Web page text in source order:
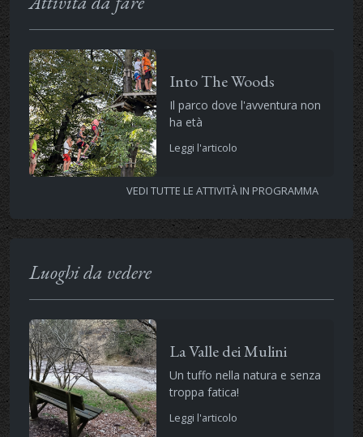
Into The Woods
Il parco dove l'avventura non
ha età
Leggi l'articolo
VEDI TUTTE LE ATTIVITÀ IN PROGRAMMA
Luoghi da vedere
La Valle dei Mulini
Un tuffo nella natura e senza
troppa fatica!
Leggi l'articolo